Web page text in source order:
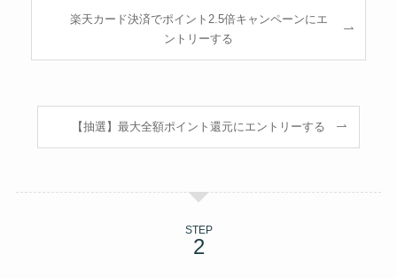
楽天カード決済でポイント2.5倍キャンペーンにエ
ントリーする
【抽選】最大全額ポイント還元にエントリーする
STEP